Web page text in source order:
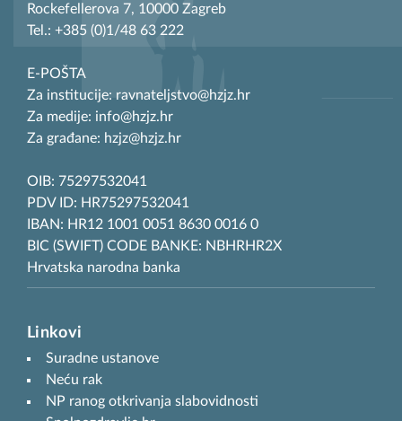
Rockefellerova 7, 10000 Zagreb
Tel.: +385 (0)1/48 63 222
E-POŠTA
Za institucije: ravnateljstvo@hzjz.hr
Za medije: info@hzjz.hr
Za građane: hzjz@hzjz.hr
OIB: 75297532041
PDV ID: HR75297532041
IBAN: HR12 1001 0051 8630 0016 0
BIC (SWIFT) CODE BANKE: NBHRHR2X
Hrvatska narodna banka
Linkovi
Suradne ustanove
Neću rak
NP ranog otkrivanja slabovidnosti